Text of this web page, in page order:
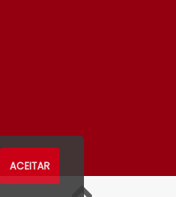
ACEITAR